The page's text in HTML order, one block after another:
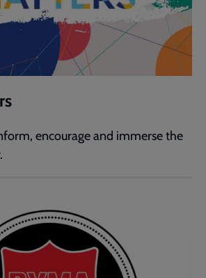
encourage and immerse the